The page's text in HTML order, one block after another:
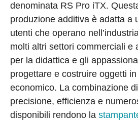
denominata RS Pro iTX.
produzione additiva è adatta a
utenti che operano
molti altri settori commerciali e
per la didattica e gli
progettare e costruire oggetti
economico. La combinazione
precisione, efficienza e
disponibili rendono la